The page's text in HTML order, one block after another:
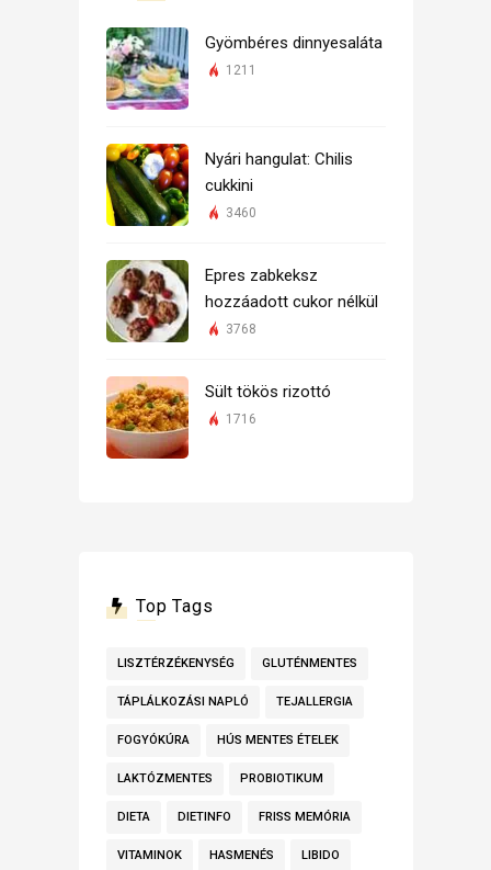
Gyömbéres dinnyesaláta
1211
Nyári hangulat: Chilis
cukkini
3460
Epres zabkeksz
hozzáadott cukor nélkül
3768
Sült tökös rizottó
1716
Top Tags
LISZTÉRZÉKENYSÉG GLUTÉNMENTES
TÁPLÁLKOZÁSI NAPLÓ TEJALLERGIA
FOGYÓKÚRA HÚS MENTES ÉTELEK
LAKTÓZMENTES PROBIOTIKUM
DIETA DIETINFO FRISS MEMÓRIA
VITAMINOK HASMENÉS LIBIDO